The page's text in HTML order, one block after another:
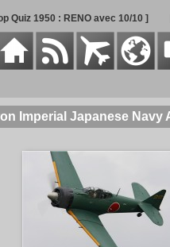
Quiz 1950 : RENO avec 10/10 ]
Imperial Japanese Navy